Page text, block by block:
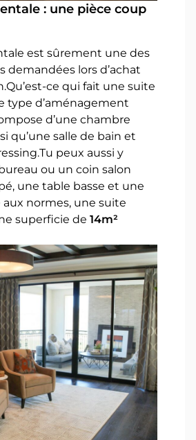
: une pièce coup
est sûrement une des
demandées lors d’achat
ce qui fait une suite
type d’aménagement
d’une chambre
qu’une salle de bain et
peux aussi y
ou un coin salon
une table basse et une
normes, une suite
superficie de14m²